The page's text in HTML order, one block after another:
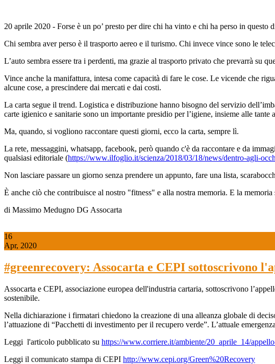
20 aprile 2020 - Forse è un po’ presto per dire chi ha vinto e chi ha perso in
Chi sembra aver perso è il trasporto aereo e il turismo. Chi invece vince sono le
L’auto sembra essere tra i perdenti, ma grazie al trasporto privato che prevarrà su
Vince anche la manifattura, intesa come capacità di fare le cose. Le vicende che
alcune cose, a prescindere dai mercati e dai costi.
La carta segue il trend. Logistica e distribuzione hanno bisogno del servizio
carte igienico e sanitarie sono un importante presidio per l’igiene, insieme alle
Ma, quando, si vogliono raccontare questi giorni, ecco la carta, sempre lì.
La rete, messaggini, whatsapp, facebook, però quando c'è da raccontare e da
qualsiasi editoriale (https://www.ilfoglio.it/scienza/2018/03/18/news/dentro-agli-
Non lasciare passare un giorno senza prendere un appunto, fare una lista,
È anche ciò che contribuisce al nostro "fitness" e alla nostra memoria. E la
di Massimo Medugno DG Assocarta
16
Apr, 2020
#greenrecovery: Assocarta e CEPI sottoscrivono
Assocarta e CEPI, associazione europea dell'industria cartaria, sottoscrivono
sostenibile.
Nella dichiarazione i firmatari chiedono la creazione di una alleanza globale di
l’attuazione di “Pacchetti di investimento per il recupero verde”. L’attuale
Leggi l'articolo pubblicato su https://www.corriere.it/ambiente/20_aprile_14/
Leggi il comunicato stampa di CEPI http://www.cepi.org/Green%20Recovery